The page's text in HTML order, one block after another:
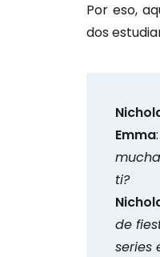
Por eso,
dos
Emma
ti?
de
series